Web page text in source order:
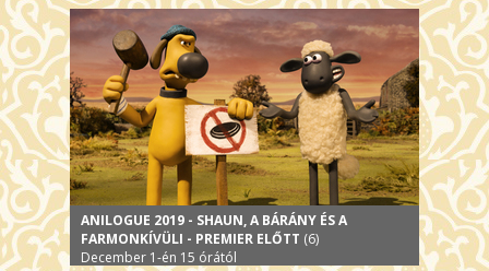
ANILOGUE 2019 - SHAUN, A BÁRÁNY ÉS A
FARMONKÍVÜLI - PREMIER ELŐTT (6)
December 1-én 15 órától